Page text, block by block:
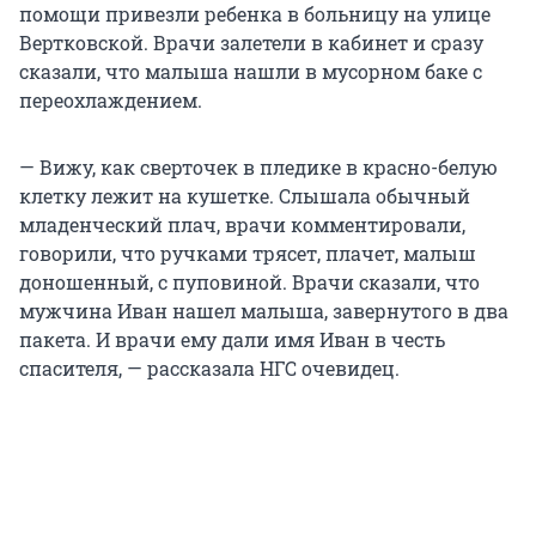
помощи привезли ребенка в больницу на улице
Вертковской. Врачи залетели в кабинет и сразу
сказали, что малыша нашли в мусорном баке с
переохлаждением.
— Вижу, как сверточек в пледике в красно-белую
клетку лежит на кушетке. Слышала обычный
младенческий плач, врачи комментировали,
говорили, что ручками трясет, плачет, малыш
доношенный, с пуповиной. Врачи сказали, что
мужчина Иван нашел малыша, завернутого в два
пакета. И врачи ему дали имя Иван в честь
спасителя, — рассказала НГС очевидец.